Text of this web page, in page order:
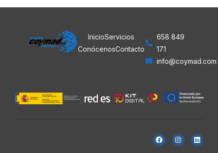
InicioServicios
ConócenosContacto
658 849
171
info@coymad.com